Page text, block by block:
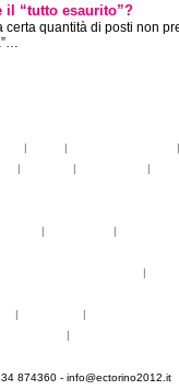
il “tutto esaurito”?
certa quantità di posti non
| | |
| | |
| |
|
| |
|
874360 - info@ectorino2012.it